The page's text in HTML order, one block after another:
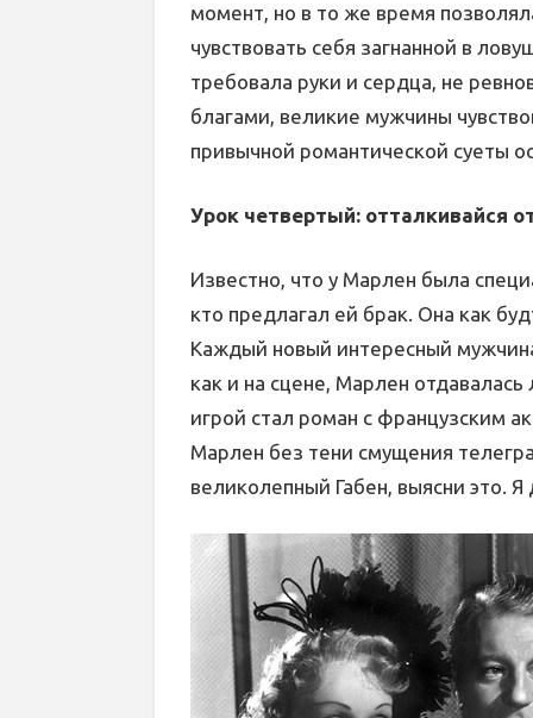
момент, но в то же время
чувствовать себя загнанной в
требовала руки и сердца, не
благами, великие мужчины
привычной романтической суеты
Урок четвертый: отталкивайся
Известно, что у Марлен была
кто предлагал ей брак. Она как
Каждый новый интересный
как и на сцене, Марлен
игрой стал роман с французским
Марлен без тени смущения
великолепный Габен, выясни это.